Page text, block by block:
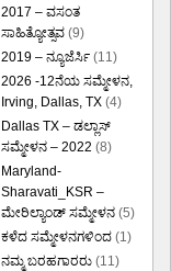
2017 – ವಸಂತ
ಸಾಹಿತ್ಯೋತ್ಸವ (9)
2019 – ನ್ಯೂಜೆರ್ಸಿ (11)
2026 -12ನೆಯ ಸಮ್ಮೇಳನ,
Irving, Dallas, TX (4)
Dallas TX – ಡಲ್ಲಾಸ್
ಸಮ್ಮೇಳನ – 2022 (8)
Maryland-
Sharavati_KSR –
ಮೇರಿಲ್ಯಾಂಡ್ ಸಮ್ಮೇಳನ (5)
ಕಳೆದ ಸಮ್ಮೇಳನಗಳಿಂದ (1)
ನಮ್ಮ ಬರಹಗಾರರು (11)